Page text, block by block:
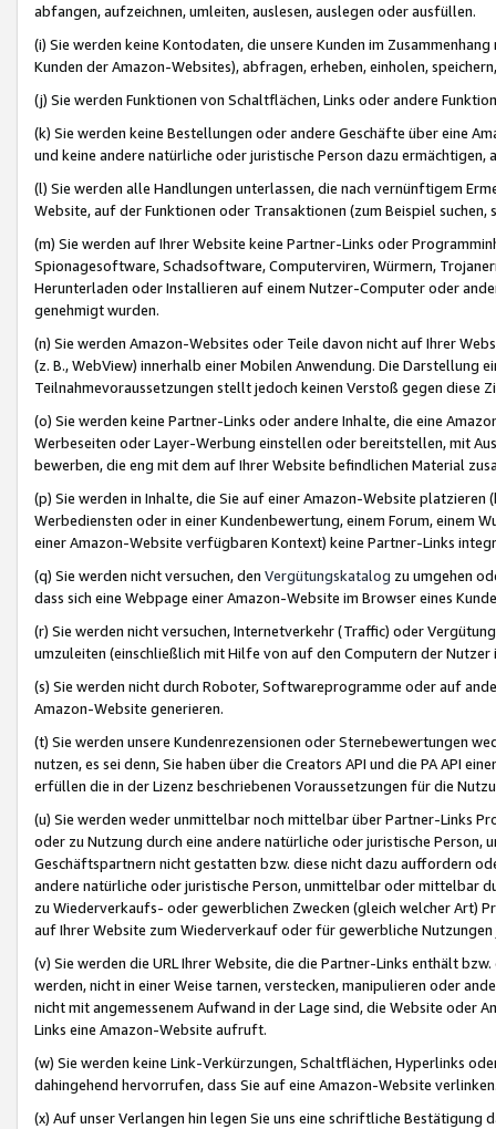
abfangen, aufzeichnen, umleiten, auslesen, auslegen oder ausfüllen.
(i) Sie werden keine Kontodaten, die unsere Kunden im
Kunden der Amazon-Websites), abfragen, erheben, einholen,
(j) Sie werden Funktionen von Schaltflächen, Links oder andere
(k) Sie werden keine Bestellungen oder andere Geschäfte über eine
und keine andere natürliche oder juristische Person dazu
(l) Sie werden alle Handlungen unterlassen, die nach vernünftigem
Website, auf der Funktionen oder Transaktionen (zum Beispiel
(m) Sie werden auf Ihrer Website keine Partner-Links oder
Spionagesoftware, Schadsoftware, Computerviren, Würmern,
Herunterladen oder Installieren auf einem Nutzer-Computer oder
genehmigt wurden.
(n) Sie werden Amazon-Websites oder Teile davon nicht auf Ihrer
(z. B., WebView) innerhalb einer Mobilen Anwendung. Die Darstellung
Teilnahmevoraussetzungen stellt jedoch keinen Verstoß gegen diese
(o) Sie werden keine Partner-Links oder andere Inhalte, die eine
Werbeseiten oder Layer-Werbung einstellen oder bereitstellen, mit
bewerben, die eng mit dem auf Ihrer Website befindlichen Material
(p) Sie werden in Inhalte, die Sie auf einer Amazon-Website
Werbediensten oder in einer Kundenbewertung, einem Forum, einem
einer Amazon-Website verfügbaren Kontext) keine Partner-Links
(q) Sie werden nicht versuchen, den Vergütungskatalog zu umgehen
dass sich eine Webpage einer Amazon-Website im Browser eines
(r) Sie werden nicht versuchen, Internetverkehr (Traffic) oder
umzuleiten (einschließlich mit Hilfe von auf den Computern der
(s) Sie werden nicht durch Roboter, Softwareprogramme oder auf
Amazon-Website generieren.
(t) Sie werden unsere Kundenrezensionen oder Sternebewertungen
nutzen, es sei denn, Sie haben über die Creators API und die PA API
erfüllen die in der Lizenz beschriebenen Voraussetzungen für die
(u) Sie werden weder unmittelbar noch mittelbar über Partner-Links
oder zu Nutzung durch eine andere natürliche oder juristische
Geschäftspartnern nicht gestatten bzw. diese nicht dazu auffordern
andere natürliche oder juristische Person, unmittelbar oder mittelbar
zu Wiederverkaufs- oder gewerblichen Zwecken (gleich welcher Art)
auf Ihrer Website zum Wiederverkauf oder für gewerbliche
(v) Sie werden die URL Ihrer Website, die die Partner-Links enthält
werden, nicht in einer Weise tarnen, verstecken, manipulieren oder
nicht mit angemessenem Aufwand in der Lage sind, die Website oder
Links eine Amazon-Website aufruft.
(w) Sie werden keine Link-Verkürzungen, Schaltflächen, Hyperlinks
dahingehend hervorrufen, dass Sie auf eine Amazon-Website
(x) Auf unser Verlangen hin legen Sie uns eine schriftliche